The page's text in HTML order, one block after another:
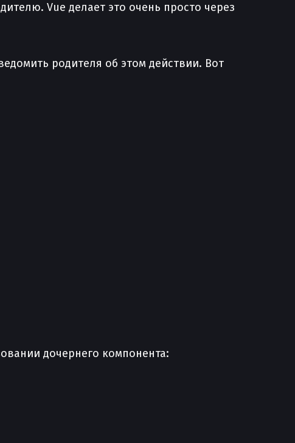
Vue делает это очень просто через
родителя об этом действии. Вот
дочернего компонента: